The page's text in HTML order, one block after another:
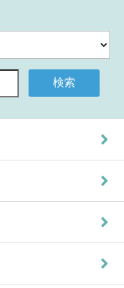
検索